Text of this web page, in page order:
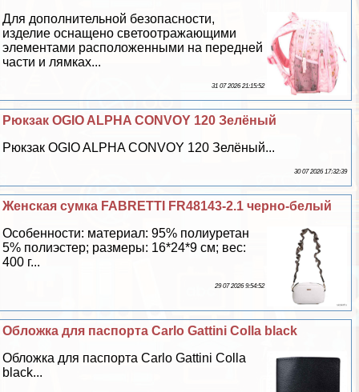
Для дополнительной безопасности,
изделие оснащено светоотражающими
элементами расположенными на передней
части и лямках...
31 07 2026 21:15:52
Рюкзак OGIO ALPHA CONVOY 120 Зелёный
Рюкзак OGIO ALPHA CONVOY 120 Зелёный...
30 07 2026 17:32:39
Женская сумка FABRETTI FR48143-2.1 черно-белый
Особенности: материал: 95% полиуретан
5% полиэстер; размеры: 16*24*9 см; вес:
400 г...
29 07 2026 9:54:52
Обложка для паспорта Carlo Gattini Colla black
Обложка для паспорта Carlo Gattini Colla
black...